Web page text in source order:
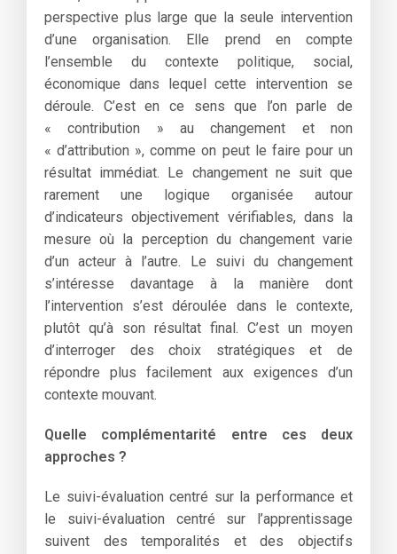
perspective plus large que la seule intervention
d’une organisation. Elle prend en compte
l’ensemble du contexte politique, social,
économique dans lequel cette intervention se
déroule. C’est en ce sens que l’on parle de
« contribution » au changement et non
« d’attribution », comme on peut le faire pour un
résultat immédiat. Le changement ne suit que
rarement une logique organisée autour
d’indicateurs objectivement vérifiables, dans la
mesure où la perception du changement varie
d’un acteur à l’autre. Le suivi du changement
s’intéresse davantage à la manière dont
l’intervention s’est déroulée dans le contexte,
plutôt qu’à son résultat final. C’est un moyen
d’interroger des choix stratégiques et de
répondre plus facilement aux exigences d’un
contexte mouvant.
Quelle complémentarité entre ces deux
approches ?
Le suivi-évaluation centré sur la performance et
le suivi-évaluation centré sur l’apprentissage
suivent des temporalités et des objectifs